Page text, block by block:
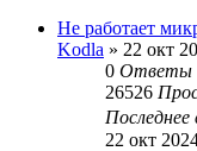
Не работает
Kodla » 22 окт
0 Ответы
26526
Последнее
22 окт